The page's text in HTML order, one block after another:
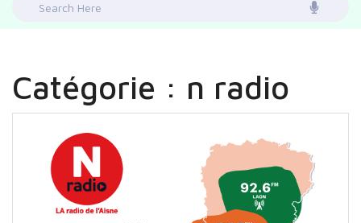
Search
Catégorie : n radio